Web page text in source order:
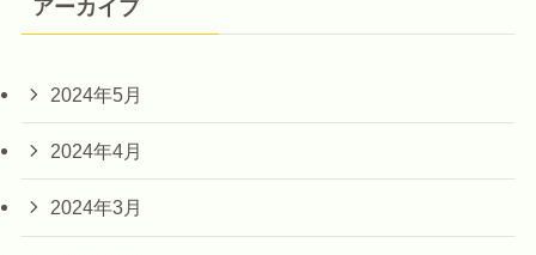
アーカイブ
2024年5月
2024年4月
2024年3月